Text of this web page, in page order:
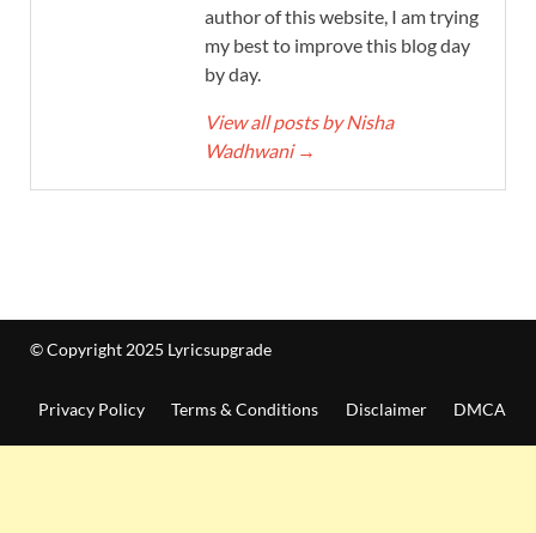
author of this website, I am trying
my best to improve this blog day
by day.
View all posts by Nisha
Wadhwani →
© Copyright 2025 Lyricsupgrade
Privacy Policy Terms & Conditions Disclaimer DMCA